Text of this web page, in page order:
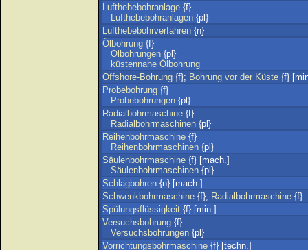
Lufthebebohranlage {f}
Lufthebebohranlagen {pl}
Lufthebebohrverfahren {n}
Ölbohrung {f}
Ölbohrungen {pl}
küstennahe Ölbohrung
Offshore-Bohrung {f}; Bohrung vor der Küste {f}
Probebohrung {f}
Probebohrungen {pl}
Radialbohrmaschine {f}
Radialbohrmaschinen {pl}
Reihenbohrmaschine {f}
Reihenbohrmaschinen {pl}
Säulenbohrmaschine {f} [mach.]
Säulenbohrmaschinen {pl}
Schlagbohren {n} [mach.]
Schwenkbohrmaschine {f}; Radialbohrmaschine {f}
Spülungsflüssigkeit {f} [min.]
Versuchsbohrung {f}
Versuchsbohrungen {pl}
Vorrichtungsbohrmaschine {f} [techn.]